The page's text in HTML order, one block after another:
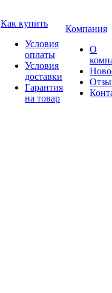
Как купить
Условия
оплаты
Условия
доставки
Гарантия
на товар
Компания
О